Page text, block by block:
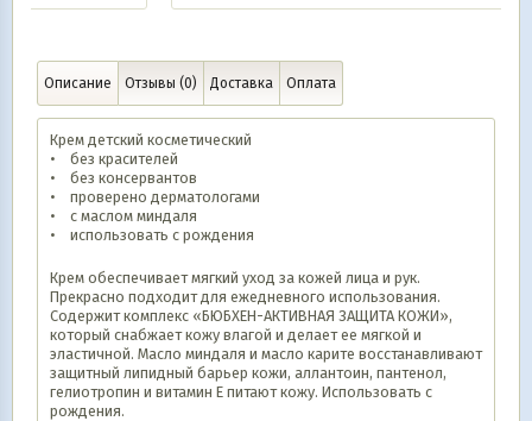
Описание Отзывы (0) Доставка Оплата
Крем детский косметический
• без красителей
• без консервантов
• проверено дерматологами
• с маслом миндаля
• использовать с рождения
Крем обеспечивает мягкий уход за кожей лица и рук.
Прекрасно подходит для ежедневного использования.
Содержит комплекс «БЮБХЕН-АКТИВНАЯ ЗАЩИТА КОЖИ»,
который снабжает кожу влагой и делает ее мягкой и
эластичной. Масло миндаля и масло карите восстанавливают
защитный липидный барьер кожи, аллантоин, пантенол,
гелиотропин и витамин Е питают кожу. Использовать с
рождения.